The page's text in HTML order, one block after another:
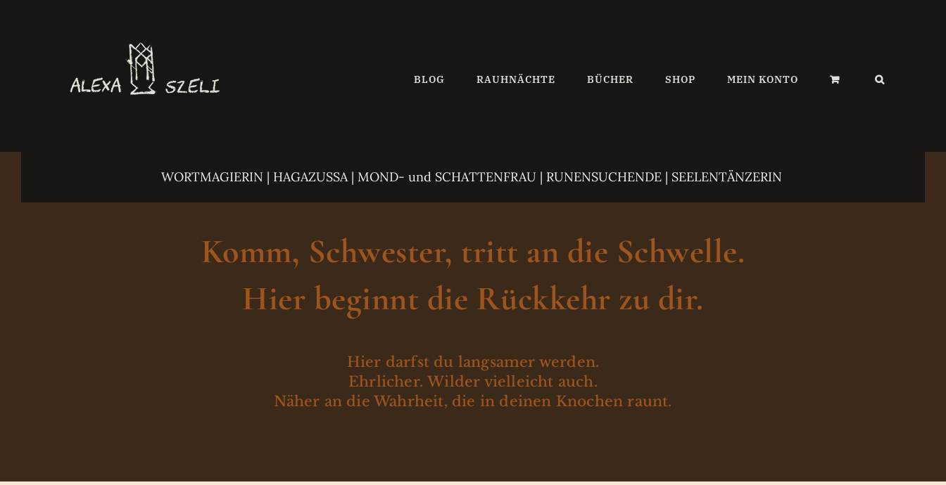
BLOG RAUHNÄCHTE BÜCHER SHOP MEIN KONTO
WORTMAGIERIN | HAGAZUSSA | MOND- und SCHATTENFRAU | RUNENSUCHENDE | SEELENTÄNZERIN
Komm, Schwester, tritt an die Schwelle.
Hier beginnt die Rückkehr zu dir.
Hier darfst du langsamer werden.
Ehrlicher. Wilder vielleicht auch.
Näher an die Wahrheit, die in deinen Knochen raunt.